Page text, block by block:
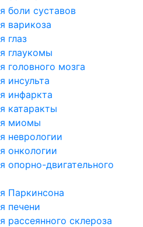
боли суставов
варикоза
глаз
глаукомы
головного мозга
инсульта
инфаркта
катаракты
миомы
неврологии
онкологии
опорно-двигательного
Паркинсона
печени
рассеянного склероза